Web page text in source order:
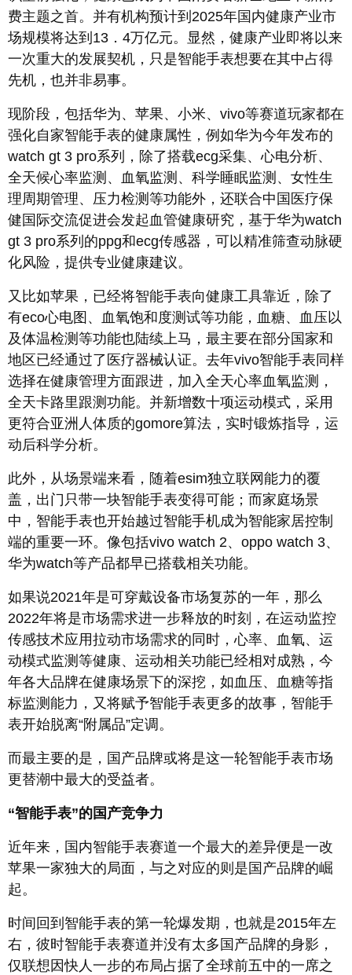
费主题之首。并有机构预计到2025年国内健康产业市
场规模将达到13．4万亿元。显然，健康产业即将以来
一次重大的发展契机，只是智能手表想要在其中占得
先机，也并非易事。
现阶段，包括华为、苹果、小米、vivo等赛道玩家都在
强化自家智能手表的健康属性，例如华为今年发布的
watch gt 3 pro系列，除了搭载ecg采集、心电分析、
全天候心率监测、血氧监测、科学睡眠监测、女性生
理周期管理、压力检测等功能外，还联合中国医疗保
健国际交流促进会发起血管健康研究，基于华为watch
gt 3 pro系列的ppg和ecg传感器，可以精准筛查动脉硬
化风险，提供专业健康建议。
又比如苹果，已经将智能手表向健康工具靠近，除了
有eco心电图、血氧饱和度测试等功能，血糖、血压以
及体温检测等功能也陆续上马，最主要在部分国家和
地区已经通过了医疗器械认证。去年vivo智能手表同样
选择在健康管理方面跟进，加入全天心率血氧监测，
全天卡路里跟测功能。并新增数十项运动模式，采用
更符合亚洲人体质的gomore算法，实时锻炼指导，运
动后科学分析。
此外，从场景端来看，随着esim独立联网能力的覆
盖，出门只带一块智能手表变得可能；而家庭场景
中，智能手表也开始越过智能手机成为智能家居控制
端的重要一环。像包括vivo watch 2、oppo watch 3、
华为watch等产品都早已搭载相关功能。
如果说2021年是可穿戴设备市场复苏的一年，那么
2022年将是市场需求进一步释放的时刻，在运动监控
传感技术应用拉动市场需求的同时，心率、血氧、运
动模式监测等健康、运动相关功能已经相对成熟，今
年各大品牌在健康场景下的深挖，如血压、血糖等指
标监测能力，又将赋予智能手表更多的故事，智能手
表开始脱离“附属品”定调。
而最主要的是，国产品牌或将是这一轮智能手表市场
更替潮中最大的受益者。
“智能手表”的国产竞争力
近年来，国内智能手表赛道一个最大的差异便是一改
苹果一家独大的局面，与之对应的则是国产品牌的崛
起。
时间回到智能手表的第一轮爆发期，也就是2015年左
右，彼时智能手表赛道并没有太多国产品牌的身影，
仅联想因快人一步的布局占据了全球前五中的一席之